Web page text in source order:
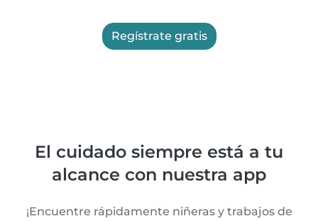
Regístrate gratis
El cuidado siempre está a tu
alcance con nuestra app
¡Encuentre rápidamente niñeras y trabajos de